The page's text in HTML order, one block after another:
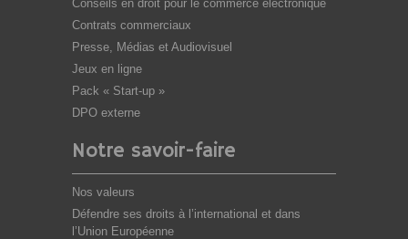
Conseils en droit pour le commerce électronique
Contrats commerciaux
Presse, Médias et Audiovisuel
Jeux en ligne
Pack « Start-up »
DPO externe
Notre savoir-faire
Nos valeurs
Défendre ses droits à l’international et dans
l’Union Européenne